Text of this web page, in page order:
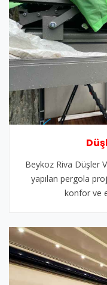
Beykoz Riva Düşler
yapılan pergola
konfor ve